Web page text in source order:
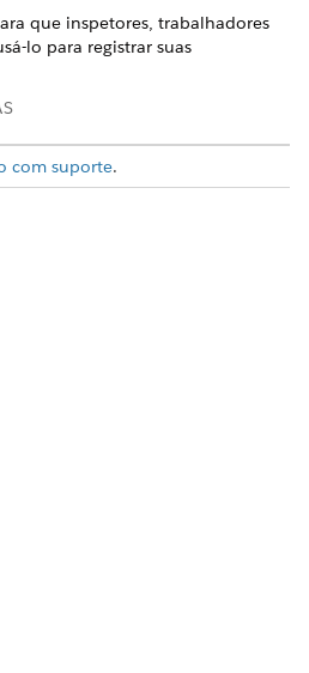
que inspetores, trabalhadores
lo para registrar suas
com suporte.
Busca rápida, insira
de notas
SEU PROBLEMA?
podermos melhorar!